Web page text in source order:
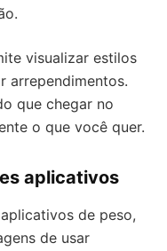
visualizar estilos
arrependimentos.
que chegar no
o que você quer.
aplicativos
de peso,
de usar